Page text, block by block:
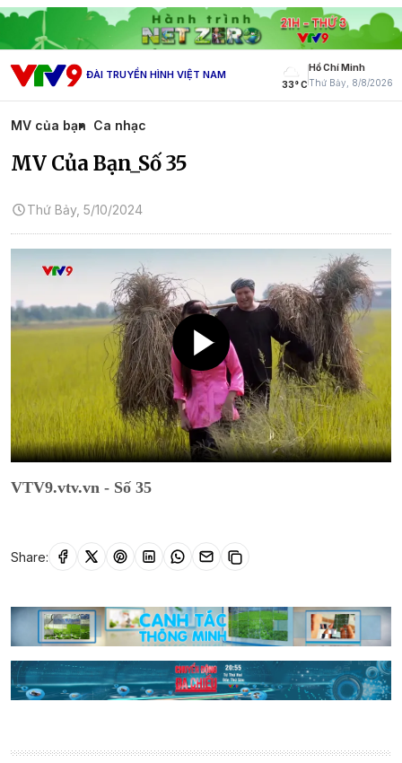
ĐÀI TRUYỀN HÌNH VIỆT NAM
33° C
Hồ Chí Minh
Thứ Bảy, 8/8/2026
MV của bạn Ca nhạc
MV Của Bạn_Số 35
Thứ Bảy, 5/10/2024
VTV9.vtv.vn - Số 35
Share: